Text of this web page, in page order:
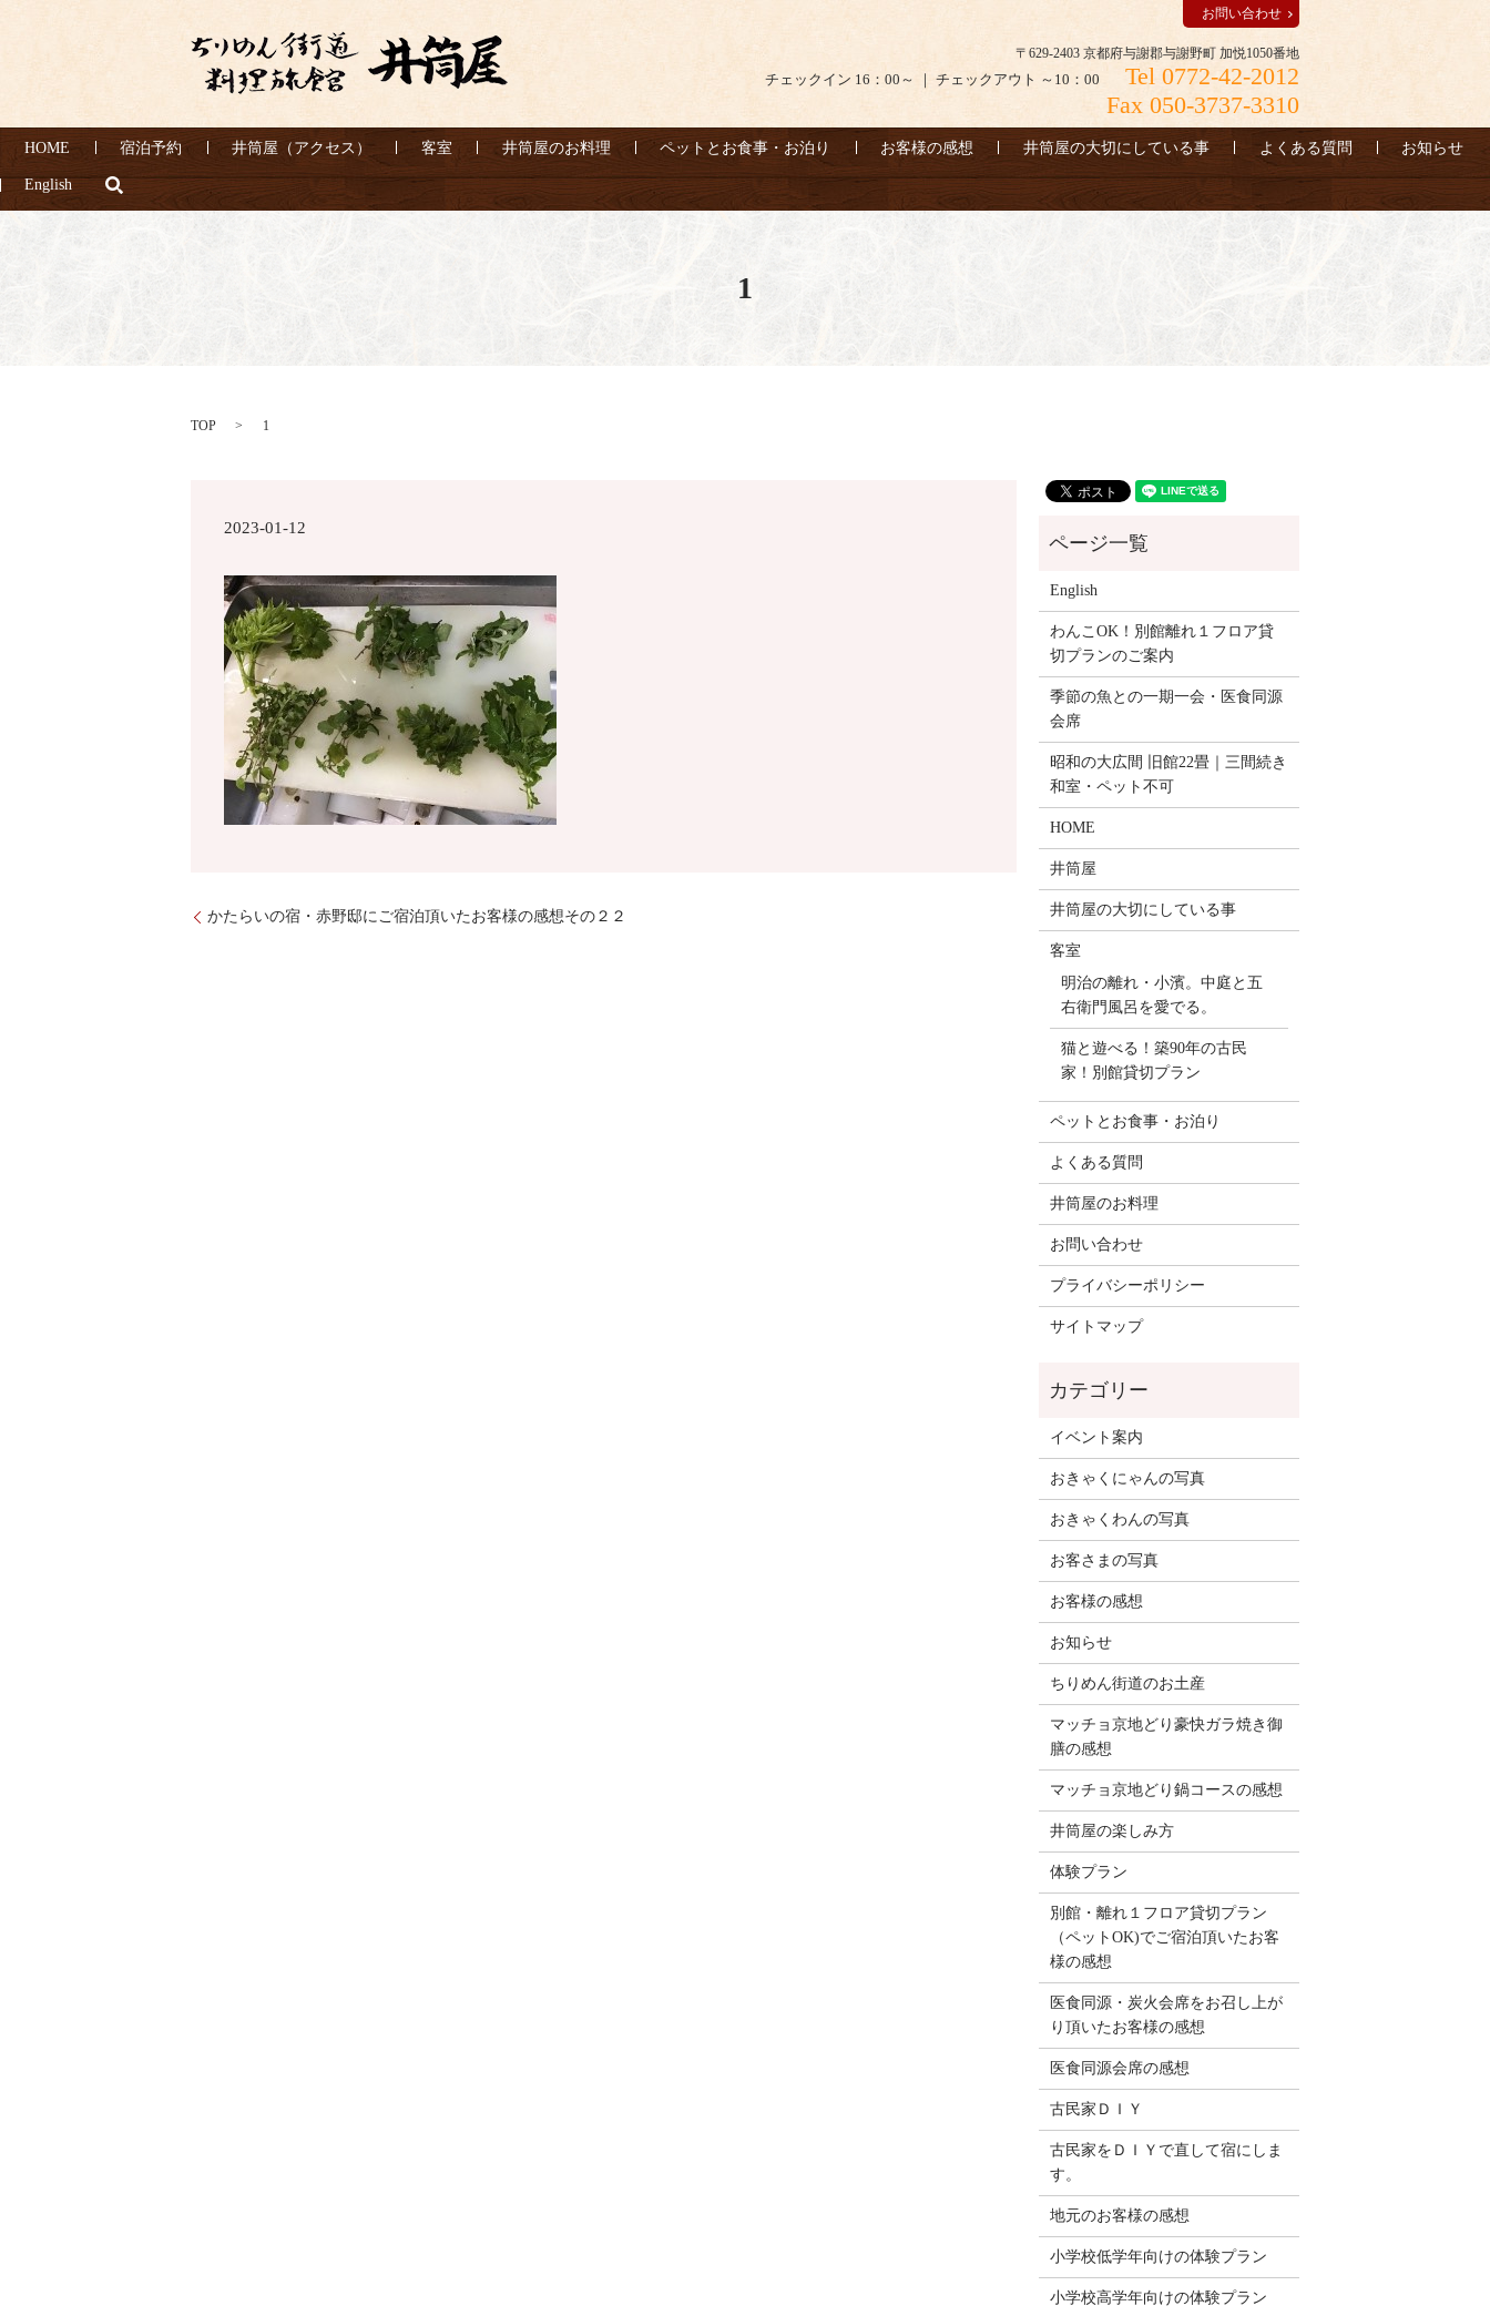
〒629-2403 京都府与謝郡与謝野町 加悦1050番地
チェックイン 16：00～ ｜ チェックアウト ～10：00
Tel 0772-42-2012
Fax 050-3737-3310
お問い合わせ
HOME 宿泊予約 井筒屋（アクセス） 客室 井筒屋のお料理 ペットとお食事・お泊り お客様の感想 井筒屋の大切にしている事 よくある質問 お知らせ
English
1
TOP 1
2023-01-12
かたらいの宿・赤野邸にご宿泊頂いたお客様の感想その２２
English
わんこOK！別館離れ１フロア貸
切プランのご案内
季節の魚との一期一会・医食同源
会席
昭和の大広間 旧館22畳｜三間続き
和室・ペット不可
HOME
井筒屋
井筒屋の大切にしている事
客室
明治の離れ・小濱。中庭と五
右衛門風呂を愛でる。
猫と遊べる！築90年の古民
家！別館貸切プラン
ペットとお食事・お泊り
よくある質問
井筒屋のお料理
お問い合わせ
プライバシーポリシー
サイトマップ
イベント案内
おきゃくにゃんの写真
おきゃくわんの写真
お客さまの写真
お客様の感想
お知らせ
ちりめん街道のお土産
マッチョ京地どり豪快ガラ焼き御
膳の感想
マッチョ京地どり鍋コースの感想
井筒屋の楽しみ方
体験プラン
別館・離れ１フロア貸切プラン
（ペットOK)でご宿泊頂いたお客
様の感想
医食同源・炭火会席をお召し上が
り頂いたお客様の感想
医食同源会席の感想
古民家ＤＩＹ
古民家をＤＩＹで直して宿にしま
す。
地元のお客様の感想
小学校低学年向けの体験プラン
小学校高学年向けの体験プラン